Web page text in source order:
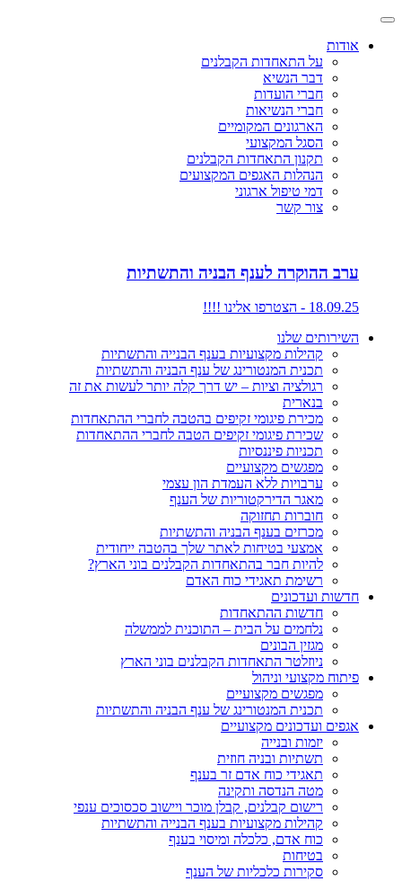
אודות
על התאחדות הקבלנים
דבר הנשיא
חברי הועדות
חברי הנשיאות
הארגונים המקומיים
הסגל המקצועי
תקנון התאחדות הקבלנים
הנהלות האגפים המקצועים
דמי טיפול ארגוני
צור קשר
ערב ההוקרה לענף הבניה והתשתיות
18.09.25 - הצטרפו אלינו !!!!
השירותים שלנו
קהילות מקצועיות בענף הבנייה והתשתיות
תכנית המנטורינג של ענף הבניה והתשתיות
רגולציה וציות – יש דרך קלה יותר לעשות את זה
בנארית
מכירת פיגומי זקיפים בהטבה לחברי ההתאחדות
שכירת פיגומי זקיפים הטבה לחברי ההתאחדות
תכניות פיננסיות
מפגשים מקצועיים
ערבויות ללא העמדת הון עצמי
מאגר הדירקטוריות של הענף
חוברות תחזוקה
מכרזים בענף הבניה והתשתיות
אמצעי בטיחות לאתר שלך בהטבה ייחודית
להיות חבר בהתאחדות הקבלנים בוני הארץ?
רשימת תאגידי כוח האדם
חדשות ועדכונים
חדשות ההתאחדות
נלחמים על הבית – התוכנית לממשלה
מגזין הבונים
ניוזלטר התאחדות הקבלנים בוני הארץ
פיתוח מקצועי וניהול
מפגשים מקצועיים
תכנית המנטורינג של ענף הבניה והתשתיות
אגפים ועדכונים מקצועיים
יזמות ובנייה
תשתיות ובניה חוזית
תאגידי כוח אדם זר בענף
מטה הנדסה ותקינה
רישום קבלנים, קבלן מוכר ויישוב סכסוכים ענפי
קהילות מקצועיות בענף הבנייה והתשתיות
כוח אדם, כלכלה ומיסוי בענף
בטיחות
סקירות כלכליות של הענף